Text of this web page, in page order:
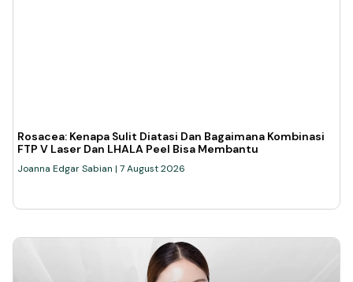
Rosacea: Kenapa Sulit Diatasi Dan Bagaimana Kombinasi
FTP V Laser Dan LHALA Peel Bisa Membantu
Joanna Edgar Sabian 7 August 2026